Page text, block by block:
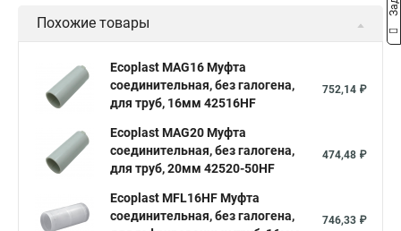
Похожие товары
Ecoplast MAG16 Муфта
соединительная, без галогена,
для труб, 16мм 42516HF
752,14 ₽
Ecoplast MAG20 Муфта
соединительная, без галогена,
для труб, 20мм 42520-50HF
474,48 ₽
Ecoplast MFL16HF Муфта
соединительная, без галогена,
746,33 ₽